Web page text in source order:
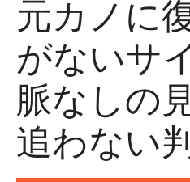
元カノに
がないサ
脈なしの
追わない